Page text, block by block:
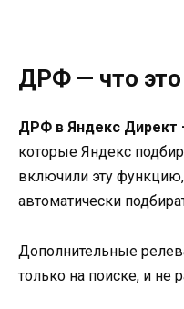
ДРФ — что это
ДРФ в Яндекс
которые Яндекс
включили эту
автоматически
Дополнительные
только на поиске, и не